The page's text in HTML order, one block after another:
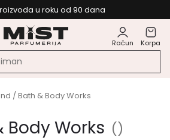
u roku od 90 dana
Račun Korpa
/ Bath & Body Works
Body Works ()